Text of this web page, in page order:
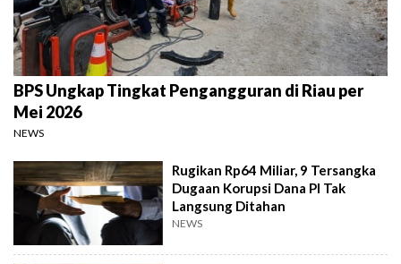
BPS Ungkap Tingkat Pengangguran di Riau per
Mei 2026
NEWS
Rugikan Rp64 Miliar, 9 Tersangka
Dugaan Korupsi Dana PI Tak
Langsung Ditahan
NEWS